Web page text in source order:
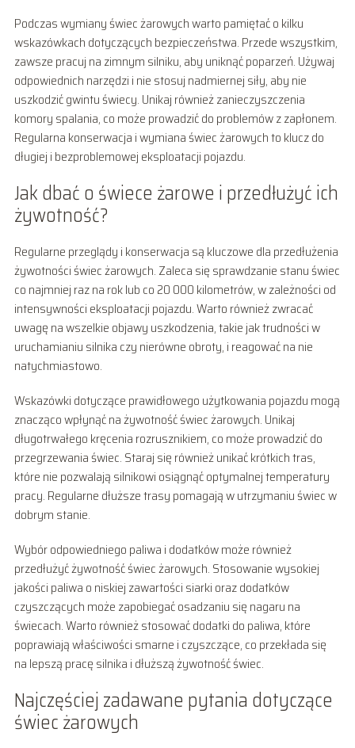
Podczas wymiany świec żarowych warto pamiętać o kilku
wskazówkach dotyczących bezpieczeństwa. Przede wszystkim,
zawsze pracuj na zimnym silniku, aby uniknąć poparzeń. Używaj
odpowiednich narzędzi i nie stosuj nadmiernej siły, aby nie
uszkodzić gwintu świecy. Unikaj również zanieczyszczenia
komory spalania, co może prowadzić do problemów z zapłonem.
Regularna konserwacja i wymiana świec żarowych to klucz do
długiej i bezproblemowej eksploatacji pojazdu.
Jak dbać o świece żarowe i przedłużyć ich
żywotność?
Regularne przeglądy i konserwacja są kluczowe dla przedłużenia
żywotności świec żarowych. Zaleca się sprawdzanie stanu świec
co najmniej raz na rok lub co 20 000 kilometrów, w zależności od
intensywności eksploatacji pojazdu. Warto również zwracać
uwagę na wszelkie objawy uszkodzenia, takie jak trudności w
uruchamianiu silnika czy nierówne obroty, i reagować na nie
natychmiastowo.
Wskazówki dotyczące prawidłowego użytkowania pojazdu mogą
znacząco wpłynąć na żywotność świec żarowych. Unikaj
długotrwałego kręcenia rozrusznikiem, co może prowadzić do
przegrzewania świec. Staraj się również unikać krótkich tras,
które nie pozwalają silnikowi osiągnąć optymalnej temperatury
pracy. Regularne dłuższe trasy pomagają w utrzymaniu świec w
dobrym stanie.
Wybór odpowiedniego paliwa i dodatków może również
przedłużyć żywotność świec żarowych. Stosowanie wysokiej
jakości paliwa o niskiej zawartości siarki oraz dodatków
czyszczących może zapobiegać osadzaniu się nagaru na
świecach. Warto również stosować dodatki do paliwa, które
poprawiają właściwości smarne i czyszczące, co przekłada się
na lepszą pracę silnika i dłuższą żywotność świec.
Najczęściej zadawane pytania dotyczące
świec żarowych